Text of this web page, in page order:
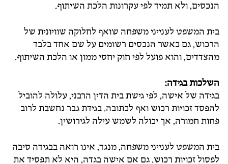
הנכסים, ולא תמיד לפי עקרונות הלכת השיתוף.
בית המשפט לענייני משפחה שואף לחלוקה שוויונית של
הרכוש, גם כאשר הנכסים רשומים על שם אחד בלבד
מהצדדים, והוא פועל לפי חוק יחסי ממון או הלכת השיתוף.
השלכות בגידה:
בגידה של אישה, לפי גישת בית הדין הרבני, עלולה להוביל
להפסד זכויות רכוש ואף לכתובה. בגידת גבר נחשבת לרוב
פחות חמורה, אך יכולה לשמש עילה לגירושין.
בית המשפט לענייני משפחה, מנגד, אינו רואה בבגידה סיבה
לפסול זכויות רכוש. גם אם אישה בגדה, היא לא תפסיד את